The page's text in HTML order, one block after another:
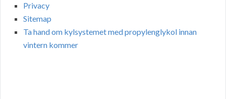
Privacy
Sitemap
Ta hand om kylsystemet med propylenglykol innan
vintern kommer